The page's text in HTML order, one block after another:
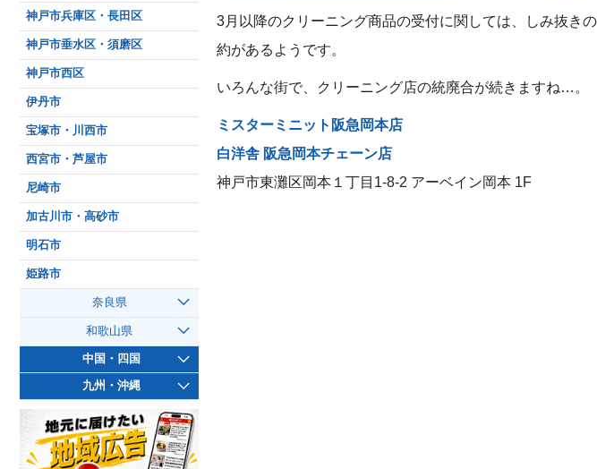
3月以降のクリーニング商品の受付に関しては、しみ抜き
約があるようです。
いろんな街で、クリーニング店の統廃合が続きますね…。
ミスターミニット阪急岡本店
白洋舎 阪急岡本チェーン店
神戸市東灘区岡本１丁目1-8-2 アーベイン岡本 1F
神戸市兵庫区・長田区
神戸市垂水区・須磨区
神戸市西区
伊丹市
宝塚市・川西市
西宮市・芦屋市
尼崎市
加古川市・高砂市
明石市
姫路市
奈良県
和歌山県
中国・四国
九州・沖縄